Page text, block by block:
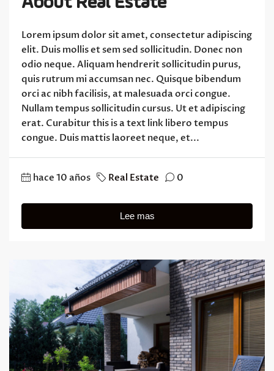
Lorem ipsum dolor sit amet, consectetur adipiscing
elit. Duis mollis et sem sed sollicitudin. Donec non
odio neque. Aliquam hendrerit sollicitudin purus,
quis rutrum mi accumsan nec. Quisque bibendum
orci ac nibh facilisis, at malesuada orci congue.
Nullam tempus sollicitudin cursus. Ut et adipiscing
erat. Curabitur this is a text link libero tempus
congue. Duis mattis laoreet neque, et...
hace 10 años Real Estate 0
Lee mas